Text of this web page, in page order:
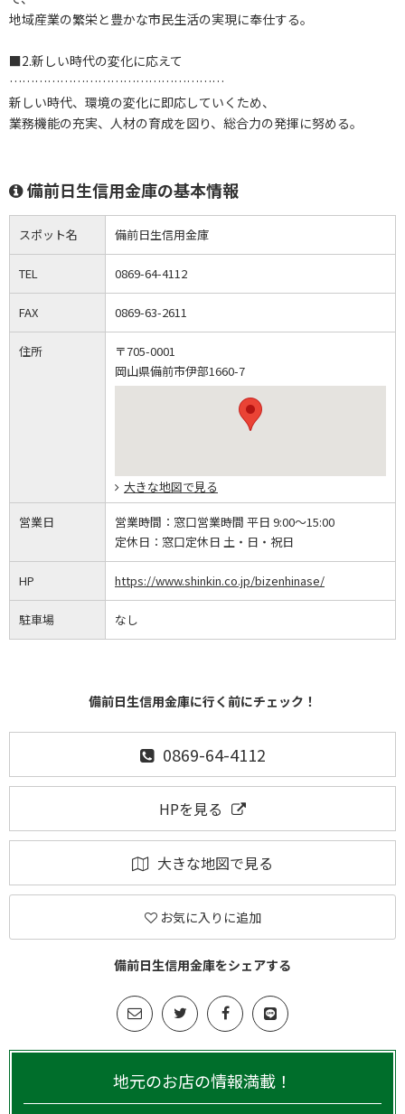
地域産業の繁栄と豊かな市民生活の実現に奉仕する。
■2.新しい時代の変化に応えて
……………………………………………
新しい時代、環境の変化に即応していくため、
業務機能の充実、人材の育成を図り、総合力の発揮に努める。
備前日生信用金庫の基本情報
スポット名 備前日生信用金庫
TEL 0869-64-4112
FAX 0869-63-2611
住所
〒705-0001
岡山県備前市伊部1660-7
大きな地図で見る
営業日 営業時間： 窓口営業時間 平日 9:00～15:00
定休日： 窓口定休日 土・日・祝日
HP https://www.shinkin.co.jp/bizenhinase/
駐車場 なし
備前日生信用金庫に行く前にチェック！
0869-64-4112
HPを見る
大きな地図で見る
お気に入りに追加
備前日生信用金庫をシェアする
地元のお店の情報満載！